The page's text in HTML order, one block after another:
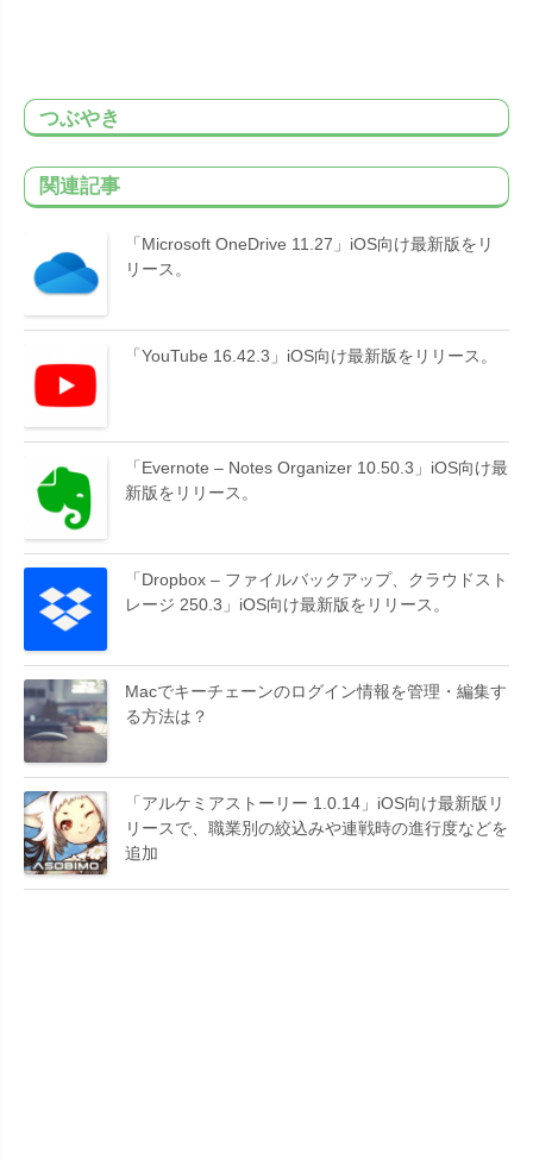
つぶやき
関連記事
「Microsoft OneDrive 11.27」iOS向け最新版をリ
リース。
「YouTube 16.42.3」iOS向け最新版をリリース。
「Evernote – Notes Organizer 10.50.3」iOS向け最
新版をリリース。
「Dropbox – ファイルバックアップ、クラウドスト
レージ 250.3」iOS向け最新版をリリース。
Macでキーチェーンのログイン情報を管理・編集す
る方法は？
「アルケミアストーリー 1.0.14」iOS向け最新版リ
リースで、職業別の絞込みや連戦時の進行度などを
追加